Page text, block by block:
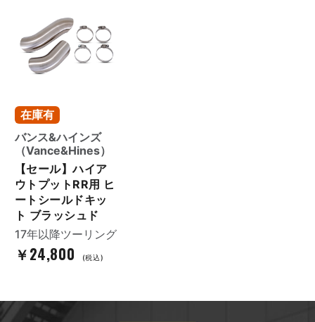
在庫有
バンス&ハインズ
（Vance&Hines）
【セール】ハイア
ウトプットRR用 ヒ
ートシールドキッ
ト ブラッシュド
17年以降ツーリング
￥24,800 (税込)